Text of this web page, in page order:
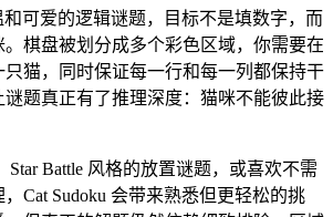
和可爱的逻辑谜题，目标不是填数字，而
棋盘被划分成多个彩色区域，你需要在
猫，同时保证每一行和每一列都保持干
题真正有了推理深度：猫咪不能彼此接
Star Battle 风格的放置谜题，或喜欢不需
Cat Sudoku 会带来熟悉但更轻松的挑